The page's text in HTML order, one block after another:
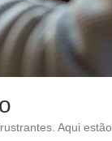
Aqui estão